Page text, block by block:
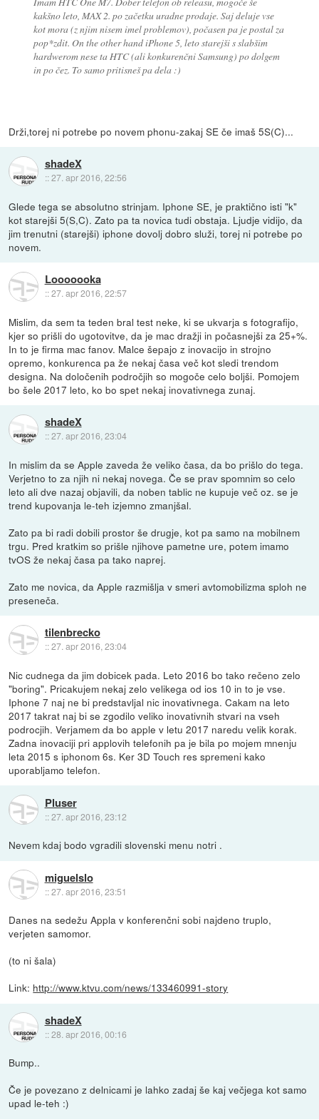
kakšno leto, MAX 2. po začetku uradne prodaje. Saj deluje vse
kot mora (z njim nisem imel problemov), počasen pa je postal za
pop*zdit. On the other hand iPhone 5, leto starejši s slabšim
hardwerom nese ta HTC (ali konkurenčni Samsung) po dolgem
in po čez. To samo pritisneš pa dela :)
Drži,torej ni potrebe po novem phonu-zakaj SE če imaš 5S(C)...
shadeX
::27. apr 2016, 22:56
Glede tega se absolutno strinjam. Iphone SE, je praktično isti "k"
kot starejši 5(S,C). Zato pa ta novica tudi obstaja. Ljudje vidijo, da
jim trenutni (starejši) iphone dovolj dobro služi, torej ni potrebe po
novem.
Looooooka
::27. apr 2016, 22:57
Mislim, da sem ta teden bral test neke, ki se ukvarja s fotografijo,
kjer so prišli do ugotovitve, da je mac dražji in počasnejši za 25+%.
In to je firma mac fanov. Malce šepajo z inovacijo in strojno
opremo, konkurenca pa že nekaj časa več kot sledi trendom
designa. Na določenih področjih so mogoče celo boljši. Pomojem
bo šele 2017 leto, ko bo spet nekaj inovativnega zunaj.
shadeX
::27. apr 2016, 23:04
In mislim da se Apple zaveda že veliko časa, da bo prišlo do tega.
Verjetno to za njih ni nekaj novega. Če se prav spomnim so celo
leto ali dve nazaj objavili, da noben tablic ne kupuje več oz. se je
trend kupovanja le-teh izjemno zmanjšal.
Zato pa bi radi dobili prostor še drugje, kot pa samo na mobilnem
trgu. Pred kratkim so prišle njihove pametne ure, potem imamo
tvOS že nekaj časa pa tako naprej.
Zato me novica, da Apple razmišlja v smeri avtomobilizma sploh ne
preseneča.
tilenbrecko
::27. apr 2016, 23:04
Nic cudnega da jim dobicek pada. Leto 2016 bo tako rečeno zelo
"boring". Pricakujem nekaj zelo velikega od ios 10 in to je vse.
Iphone 7 naj ne bi predstavljal nic inovativnega. Cakam na leto
2017 takrat naj bi se zgodilo veliko inovativnih stvari na vseh
podrocjih. Verjamem da bo apple v letu 2017 naredu velik korak.
Zadna inovaciji pri applovih telefonih pa je bila po mojem mnenju
leta 2015 s iphonom 6s. Ker 3D Touch res spremeni kako
uporabljamo telefon.
Pluser
::27. apr 2016, 23:12
Nevem kdaj bodo vgradili slovenski menu notri .
miguelslo
::27. apr 2016, 23:51
Danes na sedežu Appla v konferenčni sobi najdeno truplo,
verjeten samomor.
(to ni šala)
Link: http://www.ktvu.com/news/133460991-story
shadeX
::28. apr 2016, 00:16
Bump..
Če je povezano z delnicami je lahko zadaj še kaj večjega kot samo
upad le-teh :)